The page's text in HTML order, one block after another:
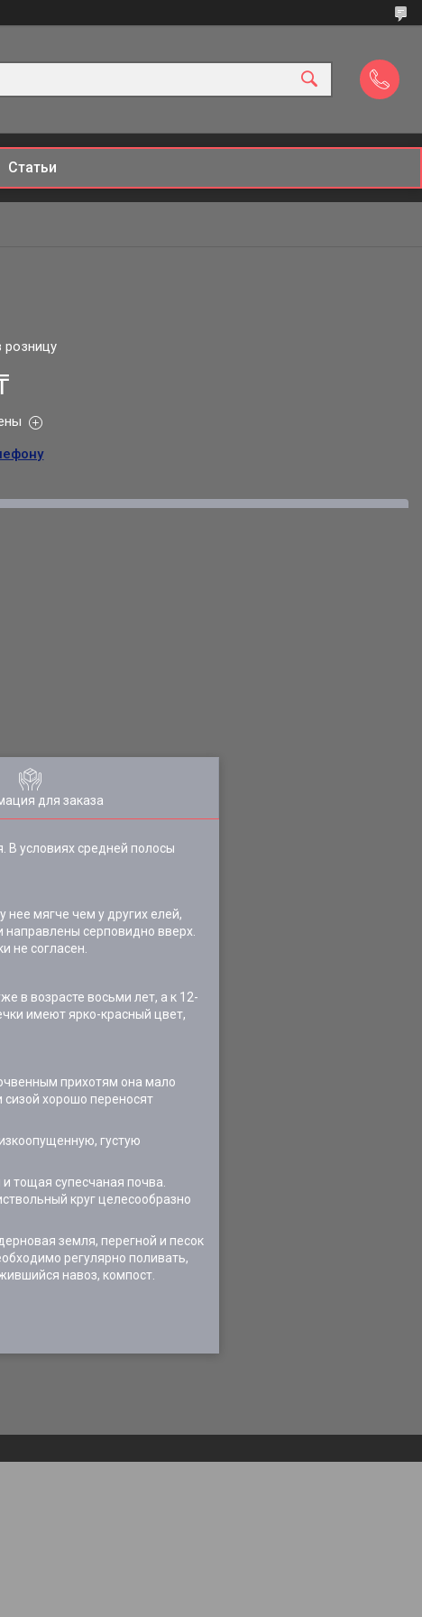
Статьи
розницу
для заказа
В условиях средней полосы
нее мягче чем у других елей,
направлены серповидно вверх.
не согласен.
в возрасте восьми лет, а к 12-
имеют ярко-красный цвет,
прихотям она мало
хорошо переносят
густую
тощая супесчаная почва.
круг целесообразно
земля, перегной и песок
регулярно поливать,
навоз, компост.